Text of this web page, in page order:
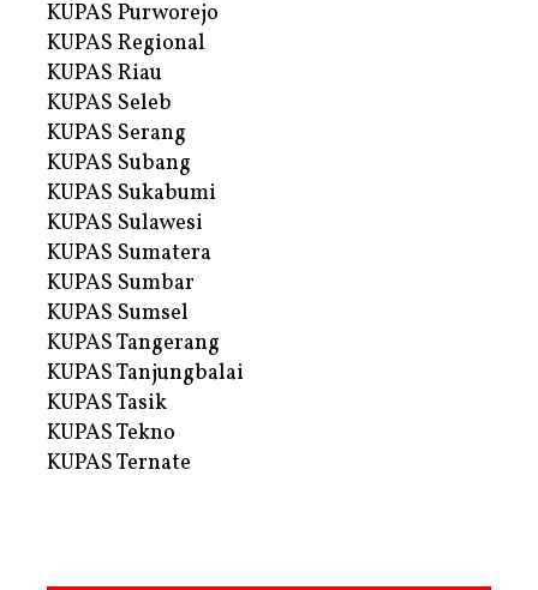
KUPAS Purworejo
KUPAS Regional
KUPAS Riau
KUPAS Seleb
KUPAS Serang
KUPAS Subang
KUPAS Sukabumi
KUPAS Sulawesi
KUPAS Sumatera
KUPAS Sumbar
KUPAS Sumsel
KUPAS Tangerang
KUPAS Tanjungbalai
KUPAS Tasik
KUPAS Tekno
KUPAS Ternate